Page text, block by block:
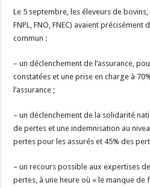
Le 5 septembre, les éleveurs de bovins,
FNPL, FNO, FNEC) avaient
commun :
– un déclenchement de l’assurance,
constatées et une prise en charge à
l’assurance ;
– un déclenchement de la solidarité
de pertes et une indemnisation au
pertes pour les assurés et 45% des
– un recours possible aux expertises
pertes, à une heure où « le manque de